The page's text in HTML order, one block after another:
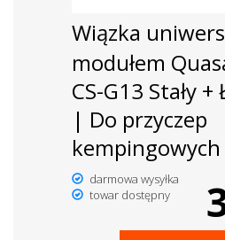
Wiązka
modułem
CS-G13 Stały
| Do przyczep
kempingowych
darmowa wysyłka
towar dostępny